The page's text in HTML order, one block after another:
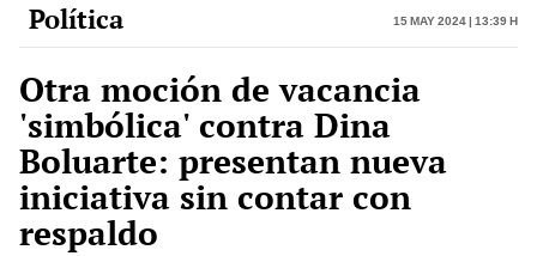
Política 15 May 2024 | 13:39 h
Otra moción de vacancia
'simbólica' contra Dina
Boluarte: presentan nueva
iniciativa sin contar con
respaldo